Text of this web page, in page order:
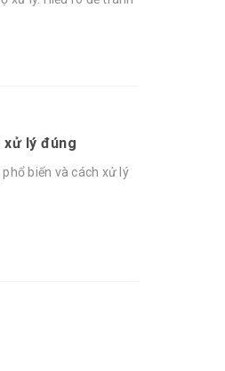
xử lý đúng
biến và cách xử lý